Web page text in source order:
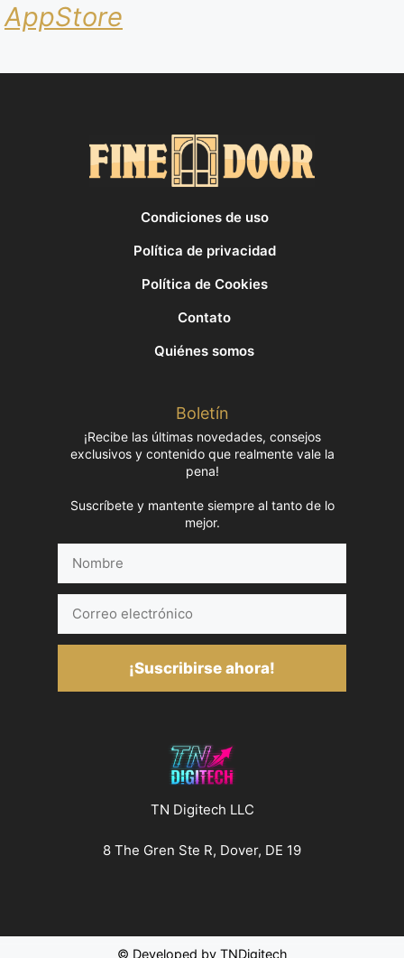
AppStore
Condiciones de uso
Política de privacidad
Política de Cookies
Contato
Quiénes somos
Boletín
¡Recibe las últimas novedades, consejos
exclusivos y contenido que realmente vale la
pena!
Suscríbete y mantente siempre al tanto de lo
mejor.
electrónico
¡Suscribirse ahora!
TN Digitech LLC
8 The Gren Ste R, Dover, DE 19